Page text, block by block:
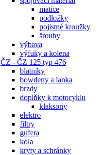
matice
podložky
pojistné kroužky
šrouby
výbava
výfuky a kolena
ČZ - ČZ 125 typ 476
blatníky
bowdeny a lanka
brzdy
doplňky k motocyklu
klaksony
elektro
filtry
gufera
kola
kryty a schránky